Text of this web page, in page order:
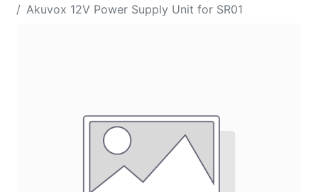
Akuvox 12V Power Supply Unit for SR01